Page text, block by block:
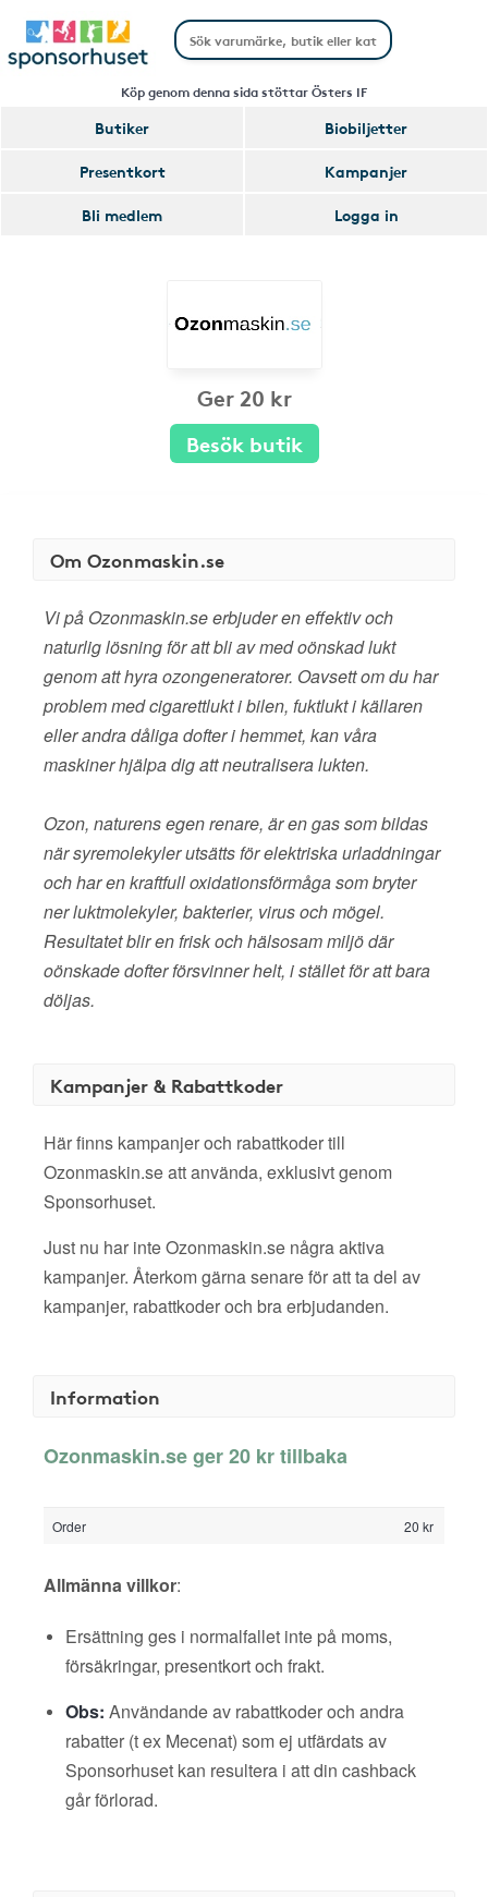
Köp genom denna sida stöttar Östers IF
Butiker
Biobiljetter
Presentkort
Kampanjer
Bli medlem
Logga in
Ger 20 kr
Besök butik
Om Ozonmaskin.se
Vi på Ozonmaskin.se erbjuder en effektiv och
naturlig lösning för att bli av med oönskad lukt
genom att hyra ozongeneratorer. Oavsett om du har
problem med cigarettlukt i bilen, fuktlukt i källaren
eller andra dåliga dofter i hemmet, kan våra
maskiner hjälpa dig att neutralisera lukten.
Ozon, naturens egen renare, är en gas som bildas
när syremolekyler utsätts för elektriska urladdningar
och har en kraftfull oxidationsförmåga som bryter
ner luktmolekyler, bakterier, virus och mögel.
Resultatet blir en frisk och hälsosam miljö där
oönskade dofter försvinner helt, i stället för att bara
döljas.
Kampanjer & Rabattkoder
Här finns kampanjer och rabattkoder till
Ozonmaskin.se att använda, exklusivt genom
Sponsorhuset.
Just nu har inte Ozonmaskin.se några aktiva
kampanjer. Återkom gärna senare för att ta del av
kampanjer, rabattkoder och bra erbjudanden.
Information
Ozonmaskin.se ger 20 kr tillbaka
Order 20 kr
Allmänna villkor:
Ersättning ges i normalfallet inte på moms,
försäkringar, presentkort och frakt.
Obs: Användande av rabattkoder och andra
rabatter (t ex Mecenat) som ej utfärdats av
Sponsorhuset kan resultera i att din cashback
går förlorad.